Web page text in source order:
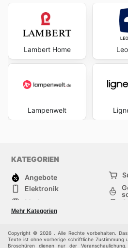
Lambert Home
Lampenwelt
KATEGORIEN
Angebote
Elektronik
Mode
Baumarkt
Mehr Kategorien
Copyright © 2026 . Alle Rechte vorbehalten.
Texte ist ohne vorherige schriftliche Zustimmung
Broschüren dienen nur der